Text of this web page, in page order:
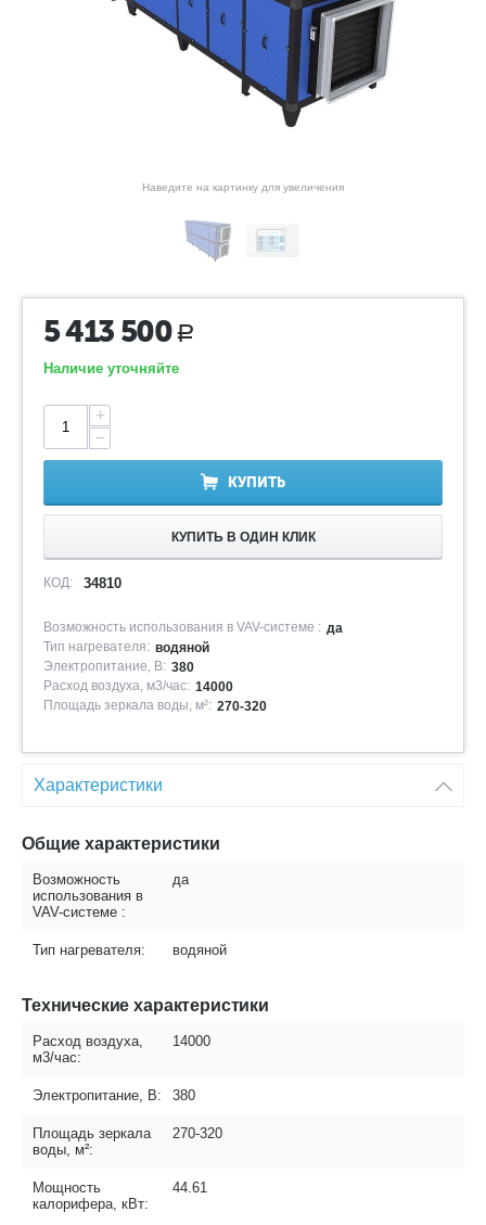
Наведите на картинку для увеличения
5 413 500 Р
Наличие уточняйте
+
−
КУПИТЬ
КУПИТЬ В ОДИН КЛИК
КОД: 34810
Возможность использования в VAV-системе : да
Тип нагревателя: водяной
Электропитание, В: 380
Расход воздуха, м3/час: 14000
Площадь зеркала воды, м²: 270-320
Характеристики
Общие характеристики
Возможность
использования в
VAV-системе :
да
Тип нагревателя: водяной
Технические характеристики
Расход воздуха,
м3/час:
14000
Электропитание, В: 380
Площадь зеркала
воды, м²:
270-320
Мощность
калорифера, кВт:
44.61